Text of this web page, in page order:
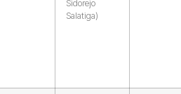
Sidorejo
Salatiga)